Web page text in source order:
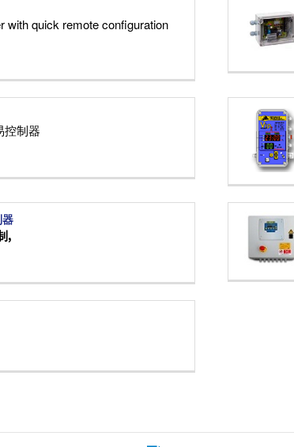
with quick remote configuration
控制器
,